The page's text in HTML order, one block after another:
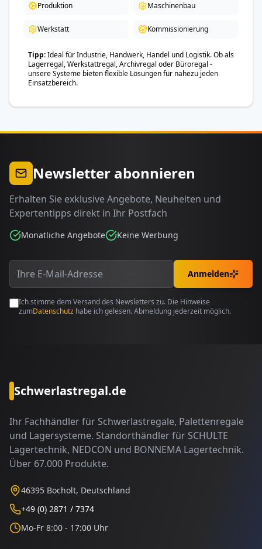
Produktion Maschinenbau
Werkstatt Kommissionierung
Tipp Ideal für Industrie, Handwerk, Handel und Logistik. Ob als
Lagerregal, Werkstattregal, Archivregal oder Büroregal -
unsere Systeme bieten flexible Lösungen für nahezu jeden
Einsatzbereich.
Newsletter abonnieren
Erhalten Sie exklusive Angebote, Neuheiten und
Expertentipps direkt in Ihr Postfach
Monatliche Angebote Keine Werbung
Anmelden
Ich stimme dem Versand des Newsletters zu. Die Hinweise
zumDatenschutz habe ich gelesen. Abmeldung jederzeit möglich.
Schwerlastregal.de
Ihr Fachhändler für Schwerlastregale, Palettenregale
und Lagersysteme. Standorthändler für SCHULTE
Lagertechnik, NEDCON und BONNEMA Lagertechnik.
Über 67.000 Produkte.
46395 Bocholt, Deutschland
+49 (0) 2871 / 7374
Mo-Fr 8:00 - 17:00 Uhr